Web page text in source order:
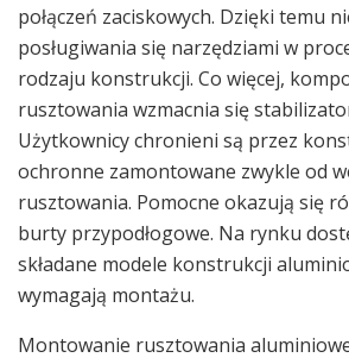
połączeń zaciskowych. Dzięki temu
posługiwania się narzędziami w
rodzaju konstrukcji. Co więcej,
rusztowania wzmacnia się
Użytkownicy chronieni są przez
ochronne zamontowane zwykle od
rusztowania. Pomocne okazują się
burty przypodłogowe. Na rynku
składane modele konstrukcji
wymagają montażu.
Montowanie rusztowania